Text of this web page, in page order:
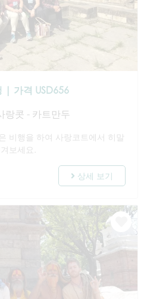
| 가격 USD656
랑콧 - 카트만두
비행을 하여 사랑코트에서 히말
보세요.
상세 보기